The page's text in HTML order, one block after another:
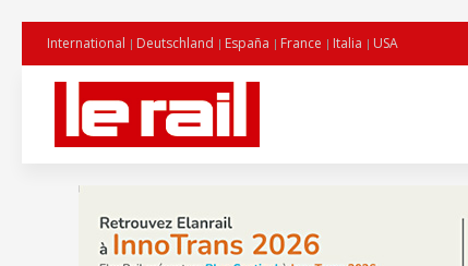
International Deutschland España France Italia USA